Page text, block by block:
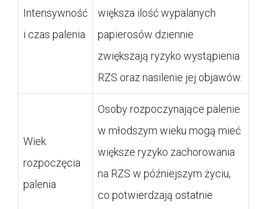
Intensywność
i czas palenia
większa ilość wypalanych
papierosów dziennie
zwiększają ryzyko wystąpienia
RZS oraz nasilenie jej objawów.
Wiek
rozpoczęcia
palenia
Osoby rozpoczynające palenie
w młodszym wieku mogą mieć
większe ryzyko zachorowania
na RZS w późniejszym życiu,
co potwierdzają ostatnie